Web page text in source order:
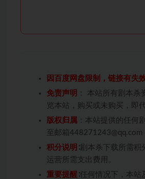
因百度网盘限制，链接有失
免责声明 ： 本站所有剧本
览本站，购买或未购买，即
版权归属 ：本站提供的任何
至邮箱448271243@qq.com
积分说明 ∶剧本杀下载所需
运营所需支出费用。
重要提醒 ∶任何情况下，本